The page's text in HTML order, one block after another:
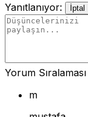
Yanıtlanıyor:
İptal
Yorum Sıralaması
m